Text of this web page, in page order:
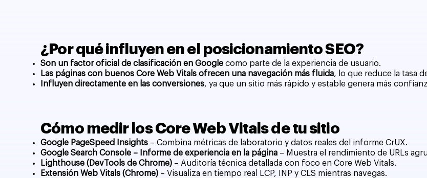
¿Por qué influyen en el posicionamiento SEO?
Son un factor oficial de clasificación en Google como parte de la experiencia de usuario.
Las páginas con buenos Core Web Vitals ofrecen una navegación más fluida, lo que reduce la tasa
Influyen directamente en las conversiones, ya que un sitio más rápido y estable genera más
Cómo medir los Core Web Vitals de tu sitio
Google PageSpeed Insights – Combina métricas de laboratorio y datos reales del informe CrUX.
Google Search Console – Informe de experiencia en la página – Muestra el rendimiento de URLs
Lighthouse (DevTools de Chrome) – Auditoría técnica detallada con foco en Core Web Vitals.
Extensión Web Vitals (Chrome) – Visualiza en tiempo real LCP, INP y CLS mientras navegas.